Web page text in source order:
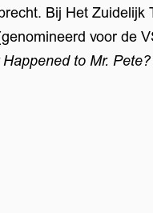
Bij Het
voor de
to Mr. Pete?